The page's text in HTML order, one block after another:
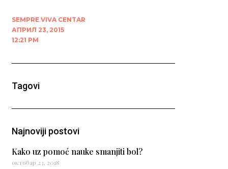
SEMPRE VIVA CENTAR
АПРИЛ 23, 2015
12:21 PM
Tagovi
Najnoviji postovi
Kako uz pomoć nauke smanjiti bol?
октобар 23, 2018